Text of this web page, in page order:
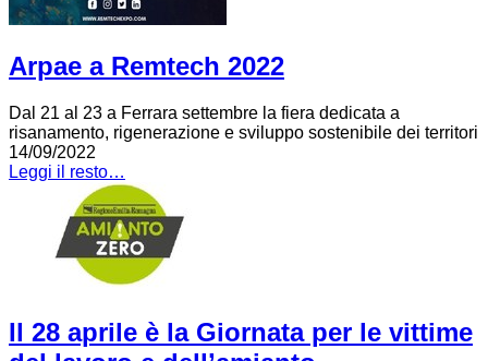
Arpae a Remtech 2022
Dal 21 al 23 a Ferrara settembre la fiera dedicata a
risanamento, rigenerazione e sviluppo sostenibile dei territori
14/09/2022
Leggi il resto…
Il 28 aprile è la Giornata per le vittime